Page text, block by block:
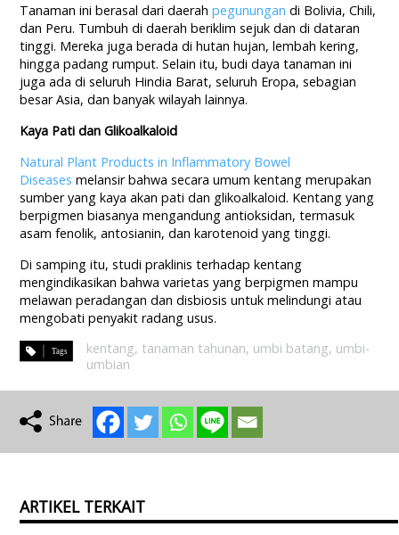
Tanaman ini berasal dari daerahpegunungan di Bolivia, Chili,
dan Peru. Tumbuh di daerah beriklim sejuk dan di dataran
tinggi. Mereka juga berada di hutan hujan, lembah kering,
hingga padang rumput. Selain itu, budi daya tanaman ini
juga ada di seluruh Hindia Barat, seluruh Eropa, sebagian
besar Asia, dan banyak wilayah lainnya.
Kaya Pati dan Glikoalkaloid
Natural Plant Products in Inflammatory Bowel
Diseases melansir bahwa secara umum kentang merupakan
sumber yang kaya akan pati dan glikoalkaloid. Kentang yang
berpigmen biasanya mengandung antioksidan, termasuk
asam fenolik, antosianin, dan karotenoid yang tinggi.
Di samping itu, studi praklinis terhadap kentang
mengindikasikan bahwa varietas yang berpigmen mampu
melawan peradangan dan disbiosis untuk melindungi atau
mengobati penyakit radang usus.
kentang, tanaman tahunan, umbi batang, umbi-
umbian
ARTIKEL TERKAIT